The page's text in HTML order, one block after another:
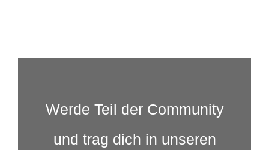
Werde Teil der Community
und trag dich in unseren